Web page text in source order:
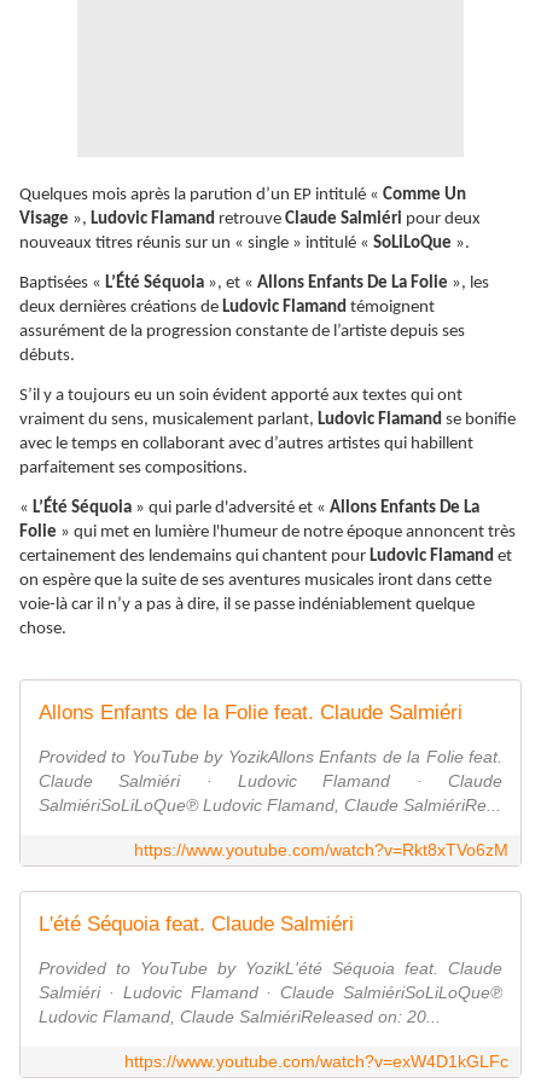
Quelques mois après la parution d’un EP intitulé « Comme Un
Visage », Ludovic Flamand retrouve Claude Salmiéri pour deux
nouveaux titres réunis sur un « single » intitulé « SoLiLoQue ».
Baptisées « L’Été Séquoia », et « Allons Enfants De La Folie », les
deux dernières créations de Ludovic Flamand témoignent
assurément de la progression constante de l’artiste depuis ses
débuts.
S’il y a toujours eu un soin évident apporté aux textes qui ont
vraiment du sens, musicalement parlant, Ludovic Flamand se bonifie
avec le temps en collaborant avec d’autres artistes qui habillent
parfaitement ses compositions.
« L’Été Séquoia » qui parle d'adversité et « Allons Enfants De La
Folie » qui met en lumière l'humeur de notre époque annoncent très
certainement des lendemains qui chantent pour Ludovic Flamand et
on espère que la suite de ses aventures musicales iront dans cette
voie-là car il n’y a pas à dire, il se passe indéniablement quelque
chose.
Allons Enfants de la Folie feat. Claude Salmiéri
Provided to YouTube by YozikAllons Enfants de la Folie feat.
Claude Salmiéri · Ludovic Flamand · Claude
SalmiériSoLiLoQue℗ Ludovic Flamand, Claude SalmiériRe...
https://www.youtube.com/watch?v=Rkt8xTVo6zM
L'été Séquoia feat. Claude Salmiéri
Provided to YouTube by YozikL'été Séquoia feat. Claude
Salmiéri · Ludovic Flamand · Claude SalmiériSoLiLoQue℗
Ludovic Flamand, Claude SalmiériReleased on: 20...
https://www.youtube.com/watch?v=exW4D1kGLFc